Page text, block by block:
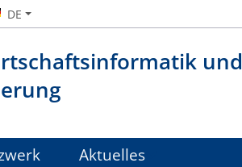
und
DE
Aktuelles